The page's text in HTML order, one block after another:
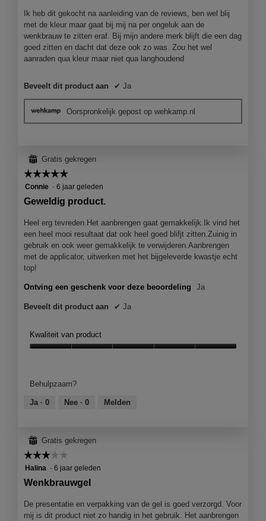
sterren.
Ik heb dit gekocht na aanleiding van de reviews, ben wel blij
met de kleur maar gaat bij mij na per ongeluk aan de
wenkbrauw te zitten eraf. Bij mijn andere merk blijft die een dag
goed zitten en dacht dat deze ook zo was. Zou het wel
aanraden qua kleur maar niet qua langhoudend
Beveelt dit product aan ✔ Ja
Oorspronkelijk gepost op wehkamp.nl
⊞ Gratis gekregen
☆☆☆☆☆
☆☆☆☆☆
5
sterren.
Connie · 6 jaar geleden
Geweldig product.
Heel erg tevreden.Het aanbrengen gaat gemakkelijk.Ik vind het
een heel mooi resultaat dat ook heel goed blifjt zitten.Zuinig in
gebruik en ook weer gemakkelijk te verwijderen.Aanbrengen
met de applicator, uitwerken met het bijgeleverde kwastje echt
top!
Ontving een geschenk voor deze beoordeling Ja
Beveelt dit product aan ✔ Ja
Kwaliteit van product
5
van
Behulpzaam?
Ja · 0 Nee · 0 Melden
⊞ Gratis gekregen
☆☆☆☆☆
☆☆☆☆☆
3
sterren.
Halina · 6 jaar geleden
Wenkbrauwgel
De presentatie en verpakking van de gel is goed verzorgd. Voor
mij is dit product niet zo handig in het gebruik. Het aanbrengen